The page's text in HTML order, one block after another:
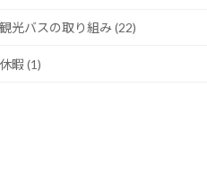
光バスの取り組み (22)
暇 (1)